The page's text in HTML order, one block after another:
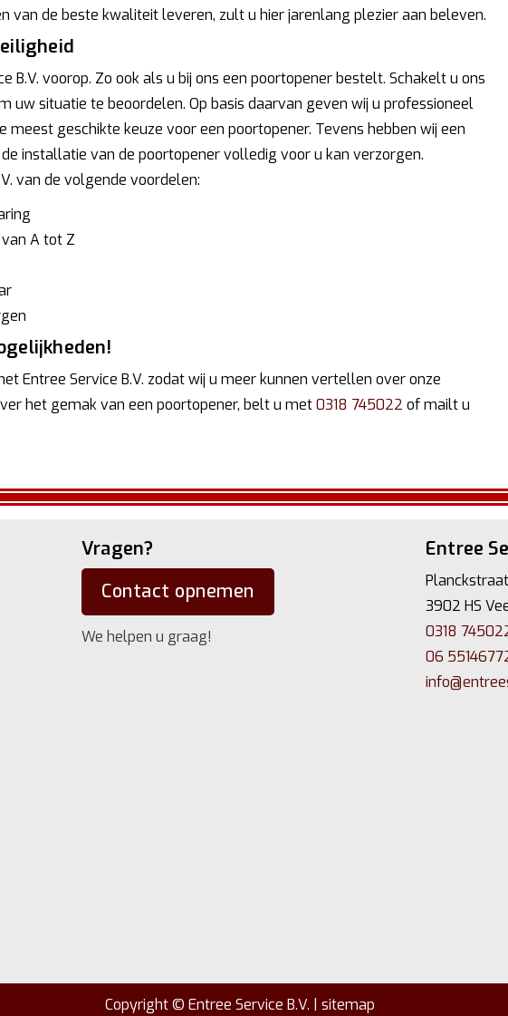
van de beste kwaliteit leveren, zult u hier jarenlang plezier aan beleven.
B.V. voorop. Zo ook als u bij ons een poortopener bestelt. Schakelt u ons
uw situatie te beoordelen. Op basis daarvan geven wij u professioneel
meest geschikte keuze voor een poortopener. Tevens hebben wij een
installatie van de poortopener volledig voor u kan verzorgen.
van de volgende voordelen:
A tot Z
Entree Service B.V. zodat wij u meer kunnen vertellen over onze
het gemak van een poortopener, belt u met0318 745022 of mailt u
Vragen?
Contact opnemen
We helpen u graag!
Entree
3902 HS
0318
06
Copyright © Entree Service B.V. | sitemap